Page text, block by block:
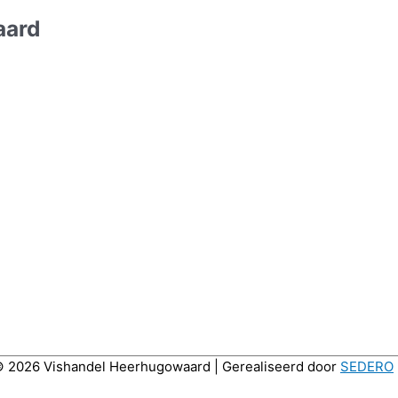
2026 Vishandel Heerhugowaard | Gerealiseerd door SEDERO